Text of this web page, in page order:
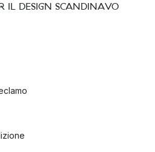
IL DESIGN SCANDINAVO